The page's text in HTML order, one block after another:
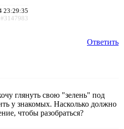
23:29:35
#3147983
Ответить
глянуть свою "зелень" под
у знакомых. Насколько должно
чтобы разобраться?